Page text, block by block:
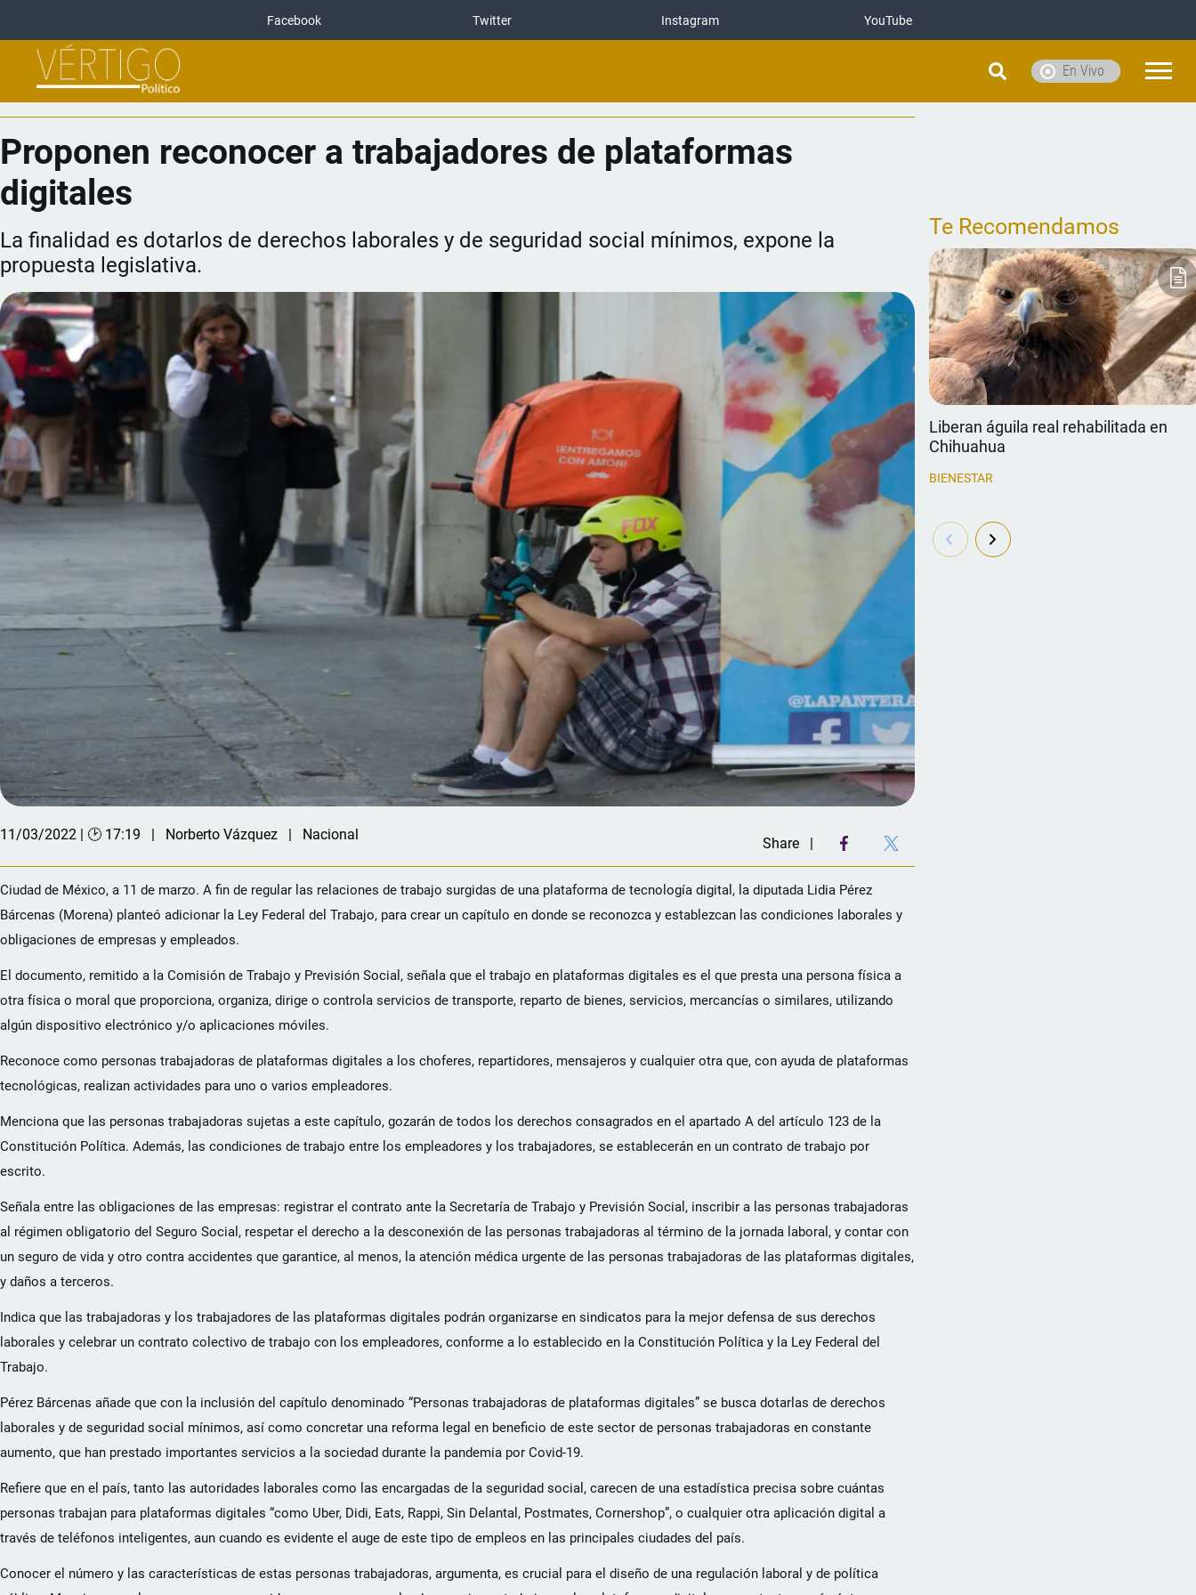
Facebook Twitter Instagram YouTube
En Vivo
Proponen reconocer a trabajadores de plataformas
digitales
La finalidad es dotarlos de derechos laborales y de seguridad social mínimos, expone la
propuesta legislativa.
11/03/2022 | 🕑 17:19 Norberto Vázquez Nacional
Share
Ciudad de México, a 11 de marzo. A fin de regular las relaciones de trabajo surgidas de una plataforma de tecnología digital, la diputada Lidia Pérez
Bárcenas (Morena) planteó adicionar la Ley Federal del Trabajo, para crear un capítulo en donde se reconozca y establezcan las condiciones laborales y
obligaciones de empresas y empleados.
El documento, remitido a la Comisión de Trabajo y Previsión Social, señala que el trabajo en plataformas digitales es el que presta una persona física a
otra física o moral que proporciona, organiza, dirige o controla servicios de transporte, reparto de bienes, servicios, mercancías o similares, utilizando
algún dispositivo electrónico y/o aplicaciones móviles.
Reconoce como personas trabajadoras de plataformas digitales a los choferes, repartidores, mensajeros y cualquier otra que, con ayuda de plataformas
tecnológicas, realizan actividades para uno o varios empleadores.
Menciona que las personas trabajadoras sujetas a este capítulo, gozarán de todos los derechos consagrados en el apartado A del artículo 123 de la
Constitución Política. Además, las condiciones de trabajo entre los empleadores y los trabajadores, se establecerán en un contrato de trabajo por
escrito.
Señala entre las obligaciones de las empresas: registrar el contrato ante la Secretaría de Trabajo y Previsión Social, inscribir a las personas trabajadoras
al régimen obligatorio del Seguro Social, respetar el derecho a la desconexión de las personas trabajadoras al término de la jornada laboral, y contar con
un seguro de vida y otro contra accidentes que garantice, al menos, la atención médica urgente de las personas trabajadoras de las plataformas digitales,
y daños a terceros.
Indica que las trabajadoras y los trabajadores de las plataformas digitales podrán organizarse en sindicatos para la mejor defensa de sus derechos
laborales y celebrar un contrato colectivo de trabajo con los empleadores, conforme a lo establecido en la Constitución Política y la Ley Federal del
Trabajo.
Pérez Bárcenas añade que con la inclusión del capítulo denominado “Personas trabajadoras de plataformas digitales” se busca dotarlas de derechos
laborales y de seguridad social mínimos, así como concretar una reforma legal en beneficio de este sector de personas trabajadoras en constante
aumento, que han prestado importantes servicios a la sociedad durante la pandemia por Covid-19.
Refiere que en el país, tanto las autoridades laborales como las encargadas de la seguridad social, carecen de una estadística precisa sobre cuántas
personas trabajan para plataformas digitales “como Uber, Didi, Eats, Rappi, Sin Delantal, Postmates, Cornershop”, o cualquier otra aplicación digital a
través de teléfonos inteligentes, aun cuando es evidente el auge de este tipo de empleos en las principales ciudades del país.
Conocer el número y las características de estas personas trabajadoras, argumenta, es crucial para el diseño de una regulación laboral y de política
Te Recomendamos
Liberan águila real rehabilitada en
Chihuahua
BIENESTAR